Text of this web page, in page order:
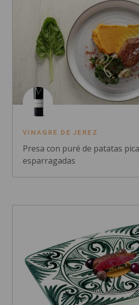
VINAGRE DE JEREZ
Presa con puré de patatas
esparragadas